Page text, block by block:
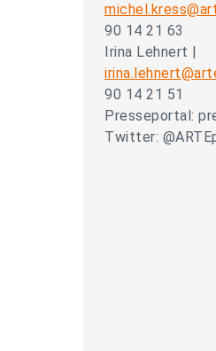
90 14 21 63
Irina Lehnert |
90 14 21 51
Presseportal:
Twitter: